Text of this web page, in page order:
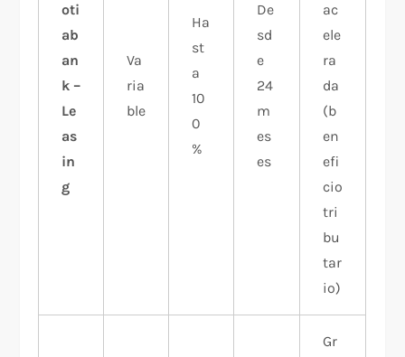
oti
ab
an
k –
Le
as
in
g
Va
ria
ble
Ha
st
a
10
0
%
De
sd
e
24
m
es
es
ac
ele
ra
da
(b
en
efi
cio
tri
bu
tar
io)
Gr